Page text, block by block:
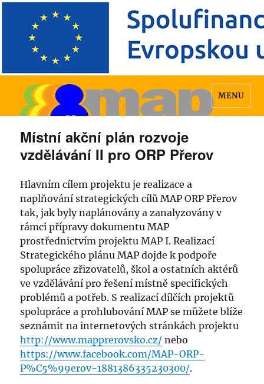
MENU
Místní akční plán rozvoje
vzdělávání II pro ORP Přerov
Hlavním cílem projektu je realizace a
naplňování strategických cílů MAP ORP Přerov
tak, jak byly naplánovány a zanalyzovány v
rámci přípravy dokumentu MAP
prostřednictvím projektu MAP I. Realizací
Strategického plánu MAP dojde k podpoře
spolupráce zřizovatelů, škol a ostatních aktérů
ve vzdělávání pro řešení místně specifických
problémů a potřeb. S realizací dílčích projektů
spolupráce a prohlubování MAP se můžete blíže
seznámit na internetových stránkách projektu
http://www.mapprerovsko.cz/ nebo
https://www.facebook.com/MAP-ORP-
P%C5%99erov-1881386335230300/.